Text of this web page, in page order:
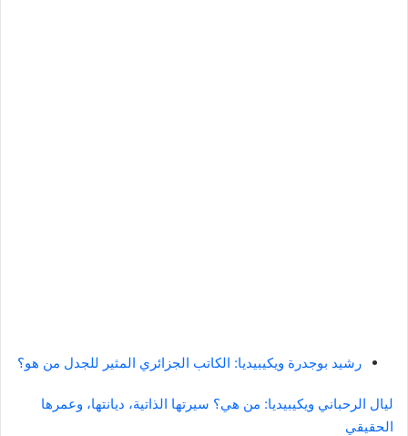
رشيد بوجدرة ويكيبيديا: الكاتب الجزائري المثير للجدل من هو؟
ليال الرحباني ويكيبيديا: من هي؟ سيرتها الذاتية، ديانتها، وعمرها
الحقيقي